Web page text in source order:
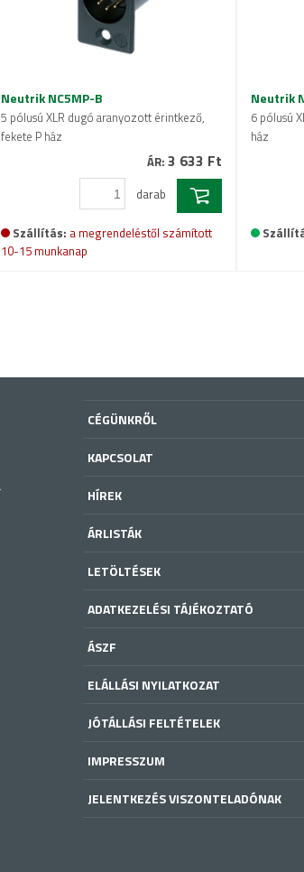
Neutrik NC5MP-B
5 pólusú XLR dugó aranyozott érintkező,
fekete P ház
ÁR: 3 633 Ft
darab
Szállítás: a megrendeléstől számított
10-15 munkanap
Neutrik
6 pólusú
ház
CÉGÜNKRŐL
KAPCSOLAT
HÍREK
ÁRLISTÁK
LETÖLTÉSEK
ADATKEZELÉSI TÁJÉKOZTATÓ
ÁSZF
ELÁLLÁSI NYILATKOZAT
JÓTÁLLÁSI FELTÉTELEK
IMPRESSZUM
JELENTKEZÉS VISZONTELADÓNAK